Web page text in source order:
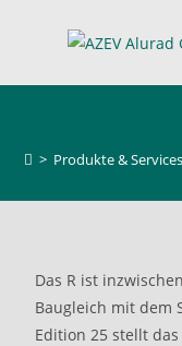
> Produkte & Services
Das R ist
Baugleich mit dem
Edition 25 stellt